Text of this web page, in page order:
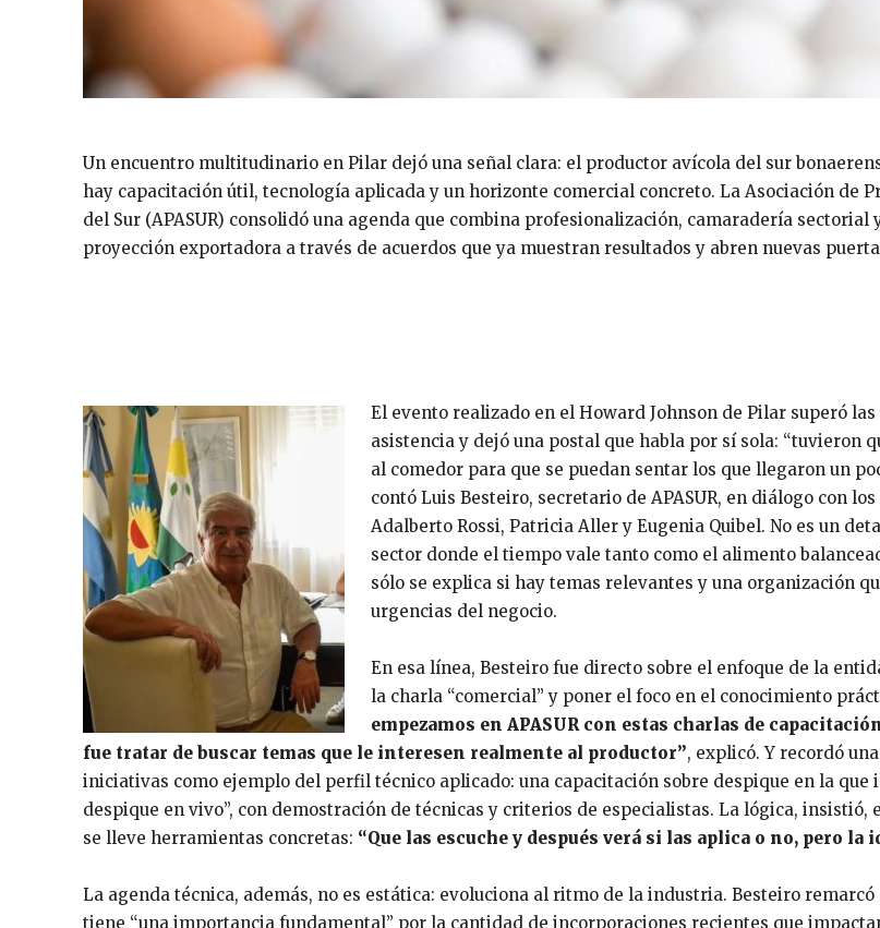
Un encuentro multitudinario en Pilar dejó una señal clara: el productor avícola del sur
hay capacitación útil, tecnología aplicada y un horizonte comercial concreto. La Asociación de
del Sur (APASUR) consolidó una agenda que combina profesionalización, camaradería sectorial
proyección exportadora a través de acuerdos que ya muestran resultados y abren nuevas
El evento realizado en el Howard Johnson de Pilar superó
asistencia y dejó una postal que habla por sí sola: “tuvieron
al comedor para que se puedan sentar los que llegaron un
contó Luis Besteiro, secretario de APASUR, en diálogo con
Adalberto Rossi, Patricia Aller y Eugenia Quibel. No es un
sector donde el tiempo vale tanto como el alimento
sólo se explica si hay temas relevantes y una organización
urgencias del negocio.
En esa línea, Besteiro fue directo sobre el enfoque de la
la charla “comercial” y poner el foco en el conocimiento
empezamos en APASUR con estas charlas de
fue tratar de buscar temas que le interesen realmente al productor”, explicó. Y recordó
iniciativas como ejemplo del perfil técnico aplicado: una capacitación sobre despique en la que
despique en vivo”, con demostración de técnicas y criterios de especialistas. La lógica, insistió,
se lleve herramientas concretas: “Que las escuche y después verá si las aplica o no, pero la
La agenda técnica, además, no es estática: evoluciona al ritmo de la industria. Besteiro
tiene “una importancia fundamental” por la cantidad de incorporaciones recientes que